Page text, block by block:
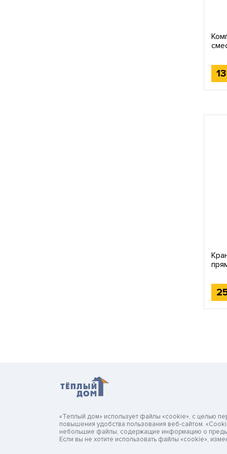
«Теплый дом» использует файлы «cookie», с целью
повышения удобства пользования веб-сайтом.
небольшие файлы, содержащие информацию о
Если вы не хотите использовать файлы «cookie»,